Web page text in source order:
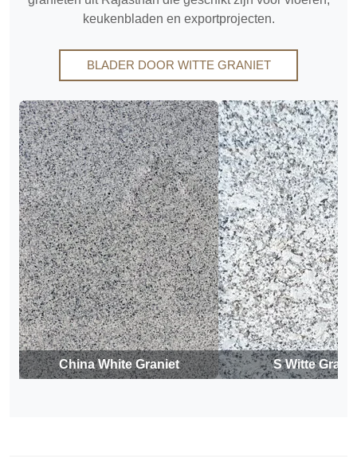
keukenbladen en exportprojecten.
BLADER DOOR WITTE GRANIET
China White Graniet S Witte